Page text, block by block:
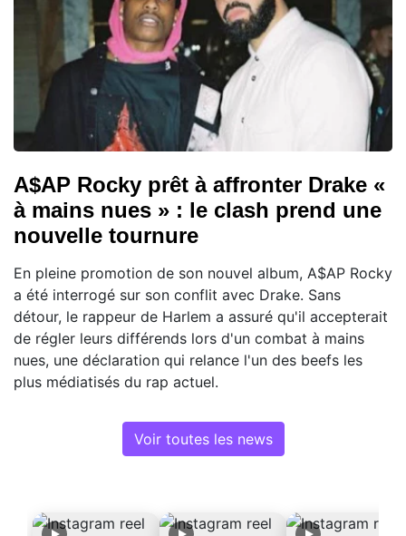
A$AP Rocky prêt à affronter Drake «
à mains nues » : le clash prend une
nouvelle tournure
En pleine promotion de son nouvel album, A$AP Rocky
a été interrogé sur son conflit avec Drake. Sans
détour, le rappeur de Harlem a assuré qu'il accepterait
de régler leurs différends lors d'un combat à mains
nues, une déclaration qui relance l'un des beefs les
plus médiatisés du rap actuel.
Voir toutes les news